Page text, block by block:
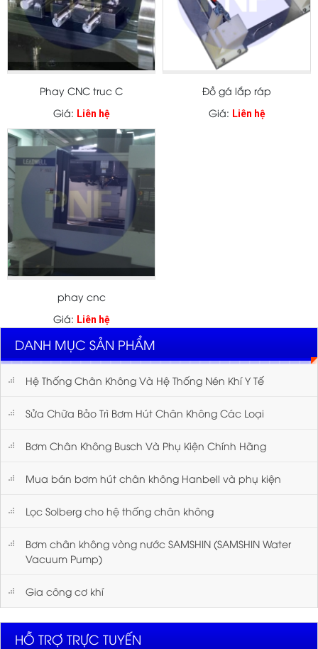
DANH MỤC SẢN PHẨM
Hệ Thống Chân Không Và Hệ Thống Nén Khí Y Tế
Sửa Chữa Bảo Trì Bơm Hút Chân Không Các Loại
Bơm Chân Không Busch Và Phụ Kiện Chính Hãng
Mua bán bơm hút chân không Hanbell và phụ kiện
Lọc Solberg cho hệ thống chân không
Bơm chân không vòng nước SAMSHIN (SAMSHIN Water
Vacuum Pump)
Gia công cơ khí
HỖ TRỢ TRỰC TUYẾN
Phay CNC truc C
Giá: Liên hệ
Đồ gá lắp ráp
Giá: Liên hệ
phay cnc
Giá: Liên hệ